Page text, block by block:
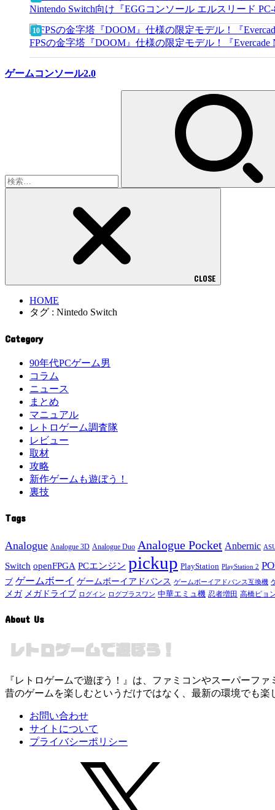
Nintendo Switch向け『EGGコンソール エルスリード
FPSの金字塔『DOOM』仕様の限定モデル！『
ゲームコンソール2.0
CLOSE
HOME
タグ : Nintedo Switch
Category
90年代PCゲーム男
コラム
ニュース
まとめ
マニュアル
レトロゲーム調査隊
レビュー
取材
攻略
新作ゲームも遊ぼう！
裏技
Tags
Analogue Analogue 3D Analogue Duo Analogue Pocket Anbernic
Switch openFPGA PCエンジン pickup PlayStation PlayStation 2
ブ ゲームボーイ ゲームボーイアドバンス ゲームボーイアドバンス互換機
メガ メガドライブ ログイン ログプラスワン 中華エミュ機 忍者増田 高橋ピョ
About Us
『レトロゲームで遊ぼう！』は、ファミコンやスーパーフ
昔のゲームを楽しむというだけではなく、最新の環境でも
お問い合わせ
サイトについて
プライバシーポリシー